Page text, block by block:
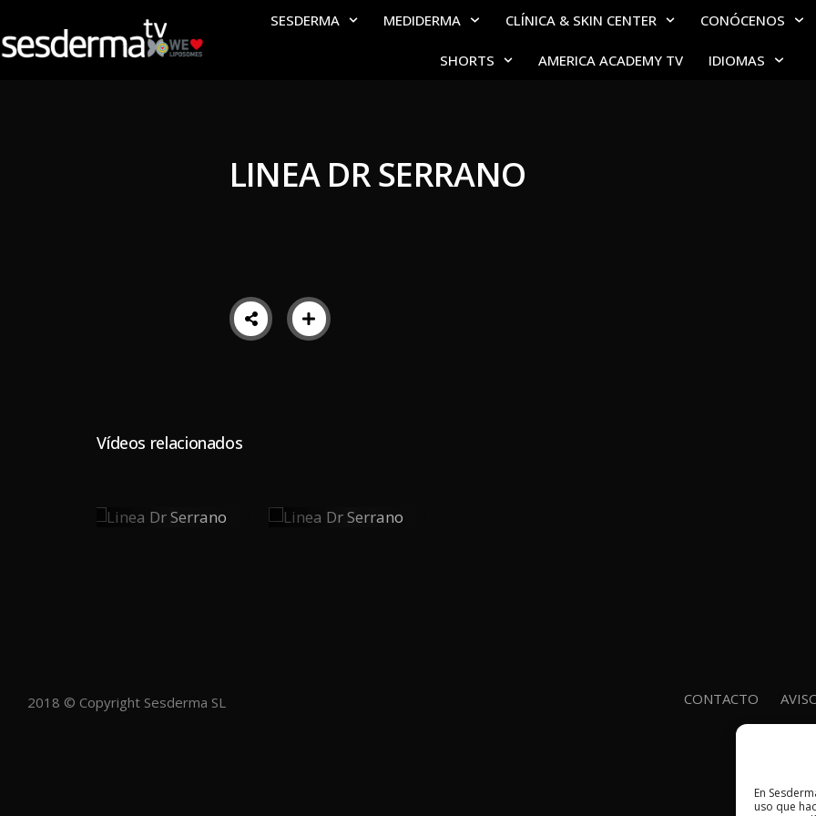
En
uso que
SESDERMA MEDIDERMA CLÍNICA & SKIN CENTER CONÓCENOS
SHORTS AMERICA ACADEMY TV IDIOMAS
LINEA DR SERRANO
Vídeos relacionados
Serrano
Serrano
2018 © Copyright Sesderma SL CONTACTO